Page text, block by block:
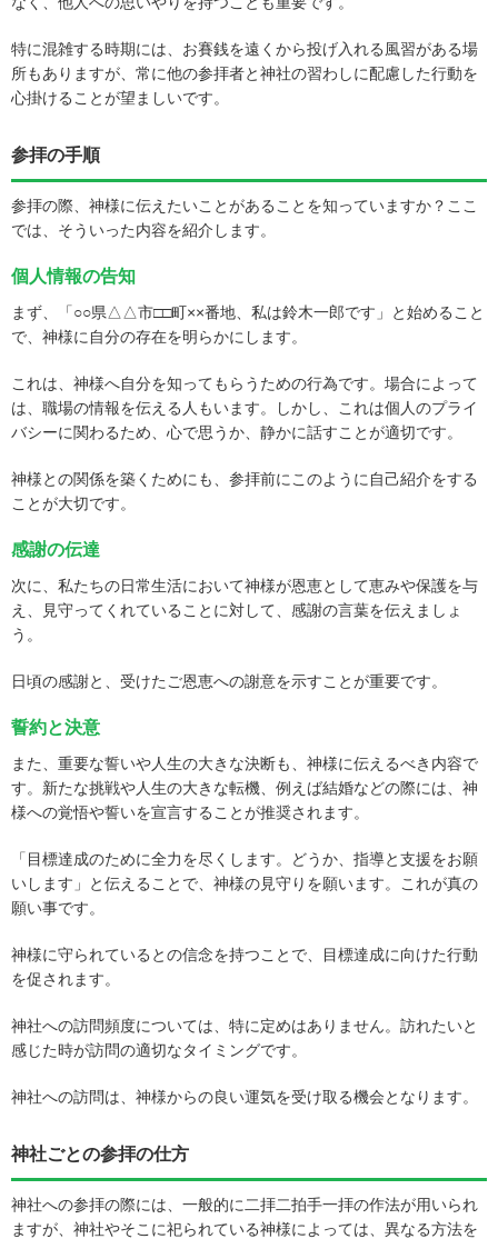
特に混雑する時期には、お賽銭を遠くから投げ入れる風習がある場
所もありますが、常に他の参拝者と神社の習わしに配慮した行動を
心掛けることが望ましいです。
参拝の手順
参拝の際、神様に伝えたいことがあることを知っていますか？ここ
では、そういった内容を紹介します。
個人情報の告知
まず、「○○県△△市□□町××番地、私は鈴木一郎です」と始めること
で、神様に自分の存在を明らかにします。
これは、神様へ自分を知ってもらうための行為です。場合によって
は、職場の情報を伝える人もいます。しかし、これは個人のプライ
バシーに関わるため、心で思うか、静かに話すことが適切です。
神様との関係を築くためにも、参拝前にこのように自己紹介をする
ことが大切です。
感謝の伝達
次に、私たちの日常生活において神様が恩恵として恵みや保護を与
え、見守ってくれていることに対して、感謝の言葉を伝えましょ
う。
日頃の感謝と、受けたご恩恵への謝意を示すことが重要です。
誓約と決意
また、重要な誓いや人生の大きな決断も、神様に伝えるべき内容で
す。新たな挑戦や人生の大きな転機、例えば結婚などの際には、神
様への覚悟や誓いを宣言することが推奨されます。
「目標達成のために全力を尽くします。どうか、指導と支援をお願
いします」と伝えることで、神様の見守りを願います。これが真の
願い事です。
神様に守られているとの信念を持つことで、目標達成に向けた行動
を促されます。
神社への訪問頻度については、特に定めはありません。訪れたいと
感じた時が訪問の適切なタイミングです。
神社への訪問は、神様からの良い運気を受け取る機会となります。
神社ごとの参拝の仕方
神社への参拝の際には、一般的に二拝二拍手一拝の作法が用いられ
ますが、神社やそこに祀られている神様によっては、異なる方法を